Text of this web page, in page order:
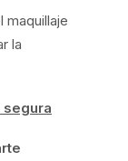
maquillaje
la